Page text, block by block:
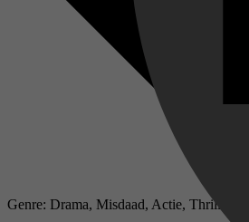
Genre: Drama, Misdaad, Actie, Thriller